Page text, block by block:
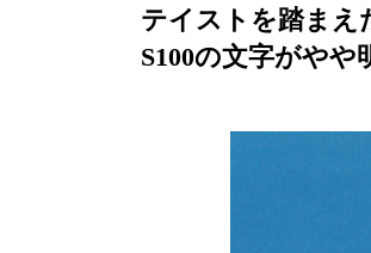
テイストを踏まえ
S100の文字がや